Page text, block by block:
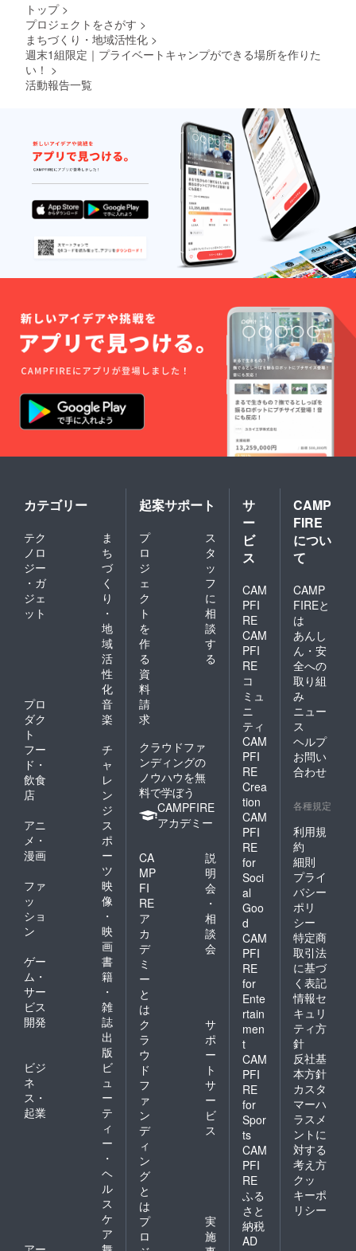
い。 ・
重品は
持ち歩
くなど
ご本
人・参
加者・
保護者
様の責
任に
おいて
管理さ
れます
ようお
願いし
紛失に
ついて
の一切
の責任
は負い
ん。 ・
参加す
るに当
たって
路・帰
の事故
に対し
ても責
任を負
いかね
ます。
現地へ
は事故
等の無
いよう
お気を
つけく
ださ
い。 ・
有効期
限はプ
ロジェ
クト成
立月か
ら2年と
させて
頂きま
者町
り（テ
ントの
素泊ま
り）で
も可能
です。
・旅行
中に発
生した
事故や
怪我・
病気な
どに関
して
故意・
重過失
がある
場合を
除き、
一切の
責任を
負いか
ねます
じめご
い。 ・
盗難等
防止の
ため貴
重品は
持ち歩
くなど
人・参
加者・
保護者
様の責
任に
おいて
管理さ
れます
ようお
願いし
ます。
盗難・
紛失に
ついて
の一切
の責任
ませ
参加す
るに当
たって
の往
路・帰
路等移
動途中
の事故
に対し
ても責
任を負
いかね
ます。
現地へ
の道中
は事故
等の無
いよう
お気を
つけく
ださ
い。
トップ >
プロジェクトをさがす >
まちづくり・地域活性化 >
週末1組限定｜プライベートキャンプができる場所を作りた
い！ >
活動報告一覧
カテゴリー
テク
ノロ
ジー
・ガ
ジェ
ット
ま
ち
づ
く
り
・
地
域
活
性
化
プロ
ダク
ト
音
楽
フー
ド・
飲食
店
チ
ャ
レ
ン
ジ
アニ
メ・
漫画
ス
ポ
ー
ツ
ファ
ッ
ショ
ン
映
像
・
映
画
ゲー
ム・
サー
ビス
開発
書
籍
・
雑
誌
出
版
ビジ
ネ
ス・
起業
ビ
ュ
ー
テ
ィ
ー
・
ヘ
ル
ス
ケ
ア
起案サポート
プ
ロ
ジ
ェ
ク
ト
を
作
る
ス
タ
ッ
フ
に
相
談
す
る
資
料
請
求
クラウドファ
ンディングの
ノウハウを無
料で学ぼう
CAMPFIRE
アカデミー
CA
MP
FI
RE
ア
カ
デ
ミ
ー
と
は
説
明
会
・
相
談
会
ク
ラ
ウ
ド
フ
ァ
ン
デ
ィ
ン
グ
と
は
サ
ポ
ー
ト
サ
ー
ビ
ス
プ
ロ
実
施
サ
ー
ビ
ス
CAM
PFI
RE
CAM
PFI
RE
コ
ミュ
ニ
ティ
CAM
PFI
RE
Crea
tion
CAM
PFI
RE
for
Soci
al
Goo
d
CAM
PFI
RE
for
Ente
rtain
men
t
CAM
PFI
RE
for
Spor
ts
CAM
PFI
RE
ふる
さと
納税
AD
CAMP
FIRE
につい
て
CAMP
FIREと
は
あんし
ん・安
全への
取り組
み
ニュー
ス
ヘルプ
お問い
合わせ
各種規定
利用規
約
細則
プライ
バシー
ポリ
シー
特定商
取引法
に基づ
く表記
情報セ
キュリ
ティ方
針
反社基
本方針
カスタ
マーハ
ラスメ
ントに
対する
考え方
クッ
キーポ
リシー